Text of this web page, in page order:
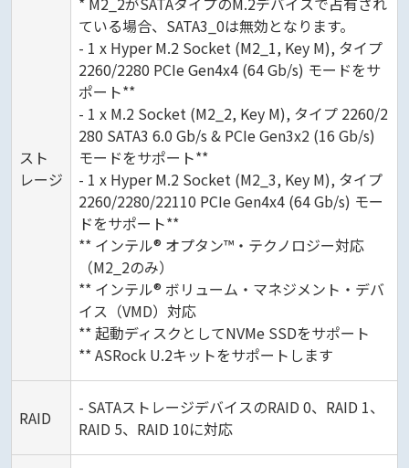
スト
レージ
ている場合、SATA3_0は無効となります。
- 1 x Hyper M.2 Socket (M2_1, Key M), タイプ
2260/2280 PCIe Gen4x4 (64 Gb/s) モードをサ
ポート**
- 1 x M.2 Socket (M2_2, Key M), タイプ 2260/2
280 SATA3 6.0 Gb/s & PCIe Gen3x2 (16 Gb/s)
モードをサポート**
- 1 x Hyper M.2 Socket (M2_3, Key M), タイプ
2260/2280/22110 PCIe Gen4x4 (64 Gb/s) モー
ドをサポート**
** インテル® オプタン™・テクノロジー対応
（M2_2のみ）
** インテル® ボリューム・マネジメント・デバ
イス（VMD）対応
** 起動ディスクとしてNVMe SSDをサポート
** ASRock U.2キットをサポートします
RAID
- SATAストレージデバイスのRAID 0、RAID 1、
RAID 5、RAID 10に対応